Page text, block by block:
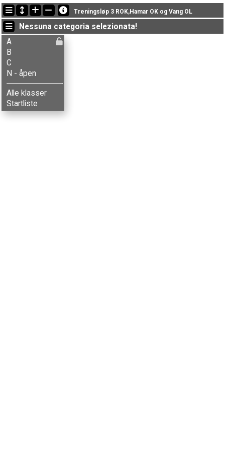
Ultimi aggiornamenti
18:09:39: Gaute Brattlie (A) è arrivato con il tempo: 46:00 (10)
18:06:33: Balder L-Magnor (C) got new status: SQ
18:05:03: Gunhild W. Magnor (C) got new status: SQ
Treningsløp 3 ROK,Hamar OK og Vang OL
Nessuna categoria selezionata!
A
B
C
N - åpen
Alle klasser
Startliste